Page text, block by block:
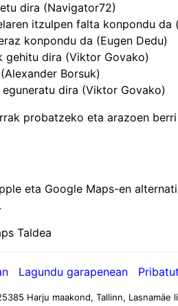
dira (Navigator72)
itzulpen falta konpondu da
konpondu da (Eugen Dedu)
gehitu dira (Viktor Govako)
Borsuk)
dira (Viktor Govako)
probatzeko eta arazoen
eta Google Maps-en
Taldea
Lagundu garapenean
Harju maakond, Tallinn, Lasnamäe